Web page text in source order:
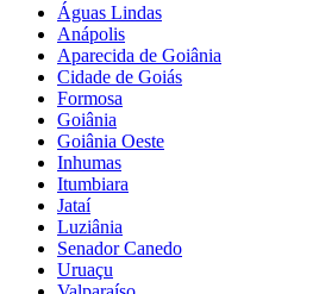
Águas Lindas
Anápolis
Aparecida de Goiânia
Cidade de Goiás
Formosa
Goiânia
Goiânia Oeste
Inhumas
Itumbiara
Jataí
Luziânia
Senador Canedo
Uruaçu